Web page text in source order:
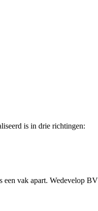
is in drie richtingen:
vak apart. Wedevelop